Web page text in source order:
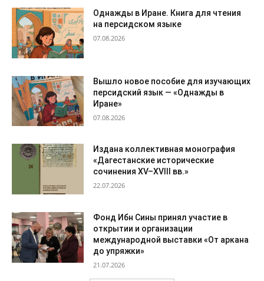
Однажды в Иране. Книга для чтения
на персидском языке
07.08.2026
Вышло новое пособие для изучающих
персидский язык — «Однажды в
Иране»
07.08.2026
Издана коллективная монография
«Дагестанские исторические
сочинения XV–XVIII вв.»
22.07.2026
Фонд Ибн Сины принял участие в
открытии и организации
международной выставки «От аркана
до упряжки»
21.07.2026